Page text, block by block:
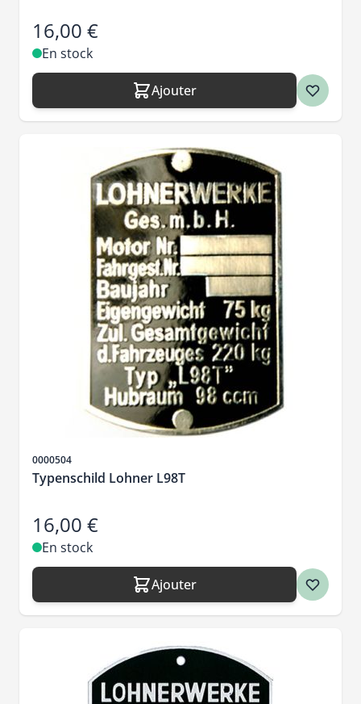
16,00 €
En stock
Ajouter
SKU
0000504
Typenschild Lohner L98T
16,00 €
En stock
Ajouter